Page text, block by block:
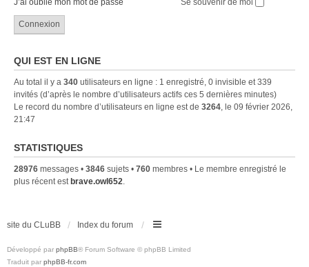
J’ai oublié mon mot de passe Se souvenir de moi
QUI EST EN LIGNE
Au total il y a 340 utilisateurs en ligne : 1 enregistré, 0 invisible et 339
invités (d’après le nombre d’utilisateurs actifs ces 5 dernières minutes)
Le record du nombre d’utilisateurs en ligne est de 3264, le 09 février 2026,
21:47
STATISTIQUES
28976 messages • 3846 sujets • 760 membres • Le membre enregistré le
plus récent estbrave.owl652.
site du CLuBB Index du forum
Développé par phpBB® Forum Software © phpBB Limited
Traduit par phpBB-fr.com